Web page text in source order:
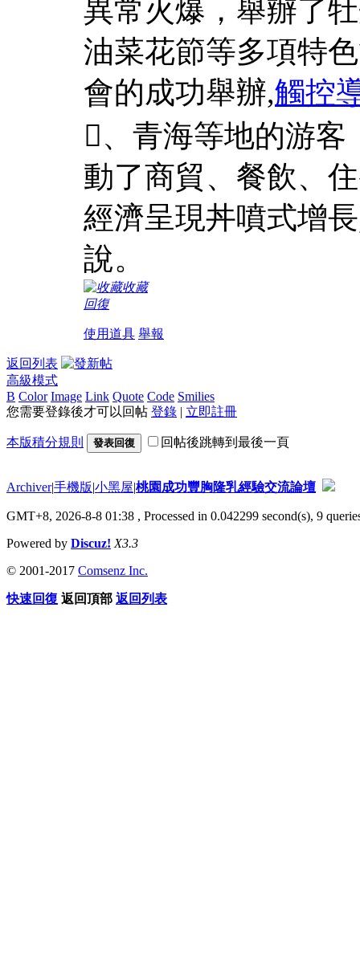
異常火爆，舉辦了
油菜花節等多項特
會的成功舉辦,觸控
、青海等地的游客
動了商貿、餐飲、
經濟呈現丼噴式增
說。
收藏
回復
使用道具 舉報
返回列表
高級模式
B Color Image Link Quote Code Smilies
您需要登錄後才可以回帖 登錄 | 立即註冊
本版積分規則 發表回復 回帖後跳轉到最後一頁
Archiver|手機版|小黑屋|桃園成功豐胸隆乳經驗交流論壇
GMT+8, 2026-8-8 01:38 , Processed in 0.042299 second(s), 9
Powered by Discuz! X3.3
© 2001-2017 Comsenz Inc.
快速回復 返回頂部 返回列表